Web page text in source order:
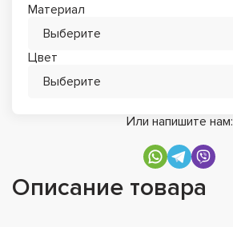
Материал
Выберите
Цвет
Выберите
Или напишите нам:
Описание товара